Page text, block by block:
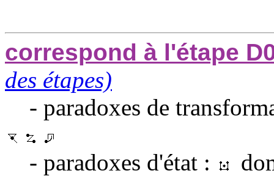
correspond à l'étape
des étapes)
- paradoxes de
- paradoxes d'état :